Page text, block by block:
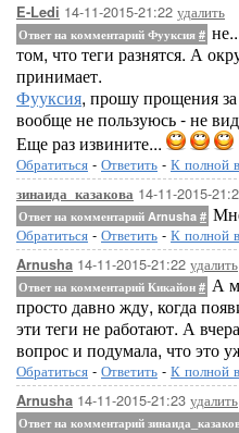
E-Ledi 14-11-2015-21:22 удалить
Ответ на комментарий Фууксия #
том, что теги разнятся. А
принимает.
Фууксия, прошу прощения за
вообще не пользуюсь - не
Еще раз извините...
Обратиться - Ответить - К полной
зинаида_казакова 14-11-2015-
Ответ на комментарий Arnusha #
Обратиться - Ответить - К полной
Arnusha 14-11-2015-21:22 удалить
Ответ на комментарий Кикайон # А
просто давно жду, когда
эти теги не работают. А
вопрос и подумала, что это
Обратиться - Ответить - К полной
Arnusha 14-11-2015-21:23 удалить
Ответ на комментарий